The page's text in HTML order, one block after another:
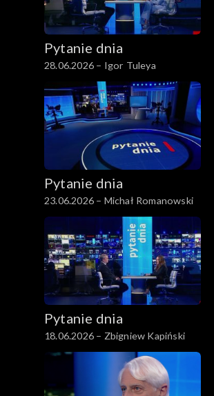
Pytanie dnia
28.06.2026 – Igor Tuleya
Pytanie dnia
23.06.2026 – Michał Romanowski
Pytanie dnia
18.06.2026 – Zbigniew Kapiński